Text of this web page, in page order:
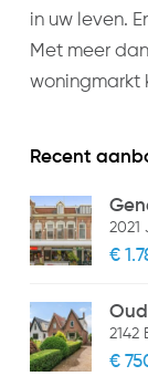
in uw leven.
Met meer
woningmarkt
Recent
2021
€
2142
€